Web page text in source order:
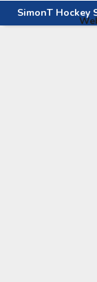
SimonT Hockey